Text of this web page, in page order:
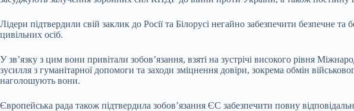
Лідери підтвердили свій заклик до Росії та Білорусі негайно забезпечити безпечне
цивільних осіб.
У зв’язку з цим вони привітали зобов’язання, взяті на зустрічі високого рівня
зусилля з гуманітарної допомоги та заходи зміцнення довіри, зокрема обмін
наголошують вони.
Європейська рада також підтвердила зобов’язання ЄС забезпечити повну